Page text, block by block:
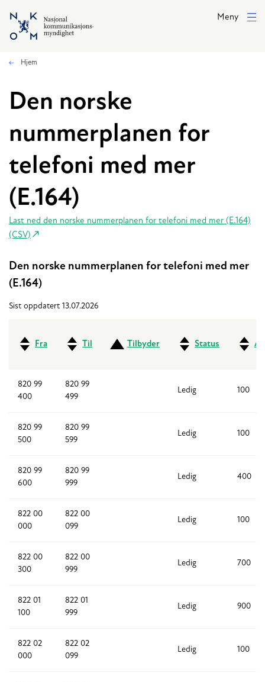
Hopp til hovedinnhold
Meny
Hjem
Den norske
nummerplanen for
telefoni med mer
(E.164)
Last ned den norske nummerplanen for telefoni med mer (E.164)
(CSV)
Den norske nummerplanen for telefoni med mer
(E.164)
Sist oppdatert 13.07.2026
Fra Til Tilbyder Status
820 99
400
820 99
499
Ledig 100
820 99
500
820 99
599
Ledig 100
820 99
600
820 99
999
Ledig 400
822 00
000
822 00
099
Ledig 100
822 00
300
822 00
999
Ledig 700
822 01
100
822 01
999
Ledig 900
822 02
000
822 02
099
Ledig 100